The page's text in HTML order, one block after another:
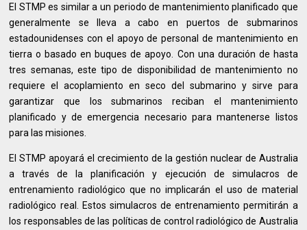
El STMP es similar a un periodo de mantenimiento planificado que
generalmente se lleva a cabo en puertos de submarinos
estadounidenses con el apoyo de personal de mantenimiento en
tierra o basado en buques de apoyo. Con una duración de hasta
tres semanas, este tipo de disponibilidad de mantenimiento no
requiere el acoplamiento en seco del submarino y sirve para
garantizar que los submarinos reciban el mantenimiento
planificado y de emergencia necesario para mantenerse listos
para las misiones.
El STMP apoyará el crecimiento de la gestión nuclear de Australia
a través de la planificación y ejecución de simulacros de
entrenamiento radiológico que no implicarán el uso de material
radiológico real. Estos simulacros de entrenamiento permitirán a
los responsables de las políticas de control radiológico de Australia